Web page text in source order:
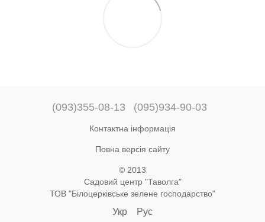
(093)355-08-13 (095)934-90-03
Контактна інформація
Повна версія сайту
© 2013
Садовий центр "Таволга"
ТОВ "Білоцерківське зелене господарство"
Укр Рус